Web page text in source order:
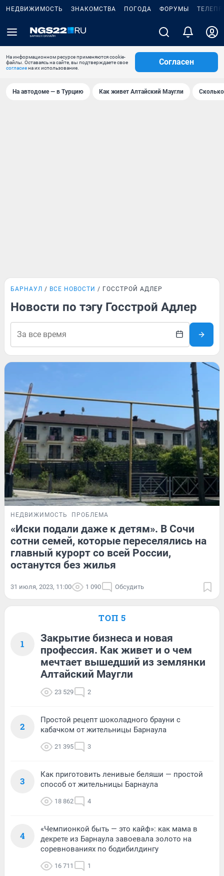
НЕДВИЖИМОСТЬ ЗНАКОМСТВА ПОГОДА ФОРУМЫ
На информационном ресурсе применяются cookie-
файлы. Оставаясь на сайте, вы подтверждаете свое
согласиена их использование.
Согласен
На автодоме — в Турцию Как живет Алтайский Маугли
БАРНАУЛ ВСЕ НОВОСТИ ГОССТРОЙ АДЛЕР
Новости по тэгу Госстрой Адлер
НЕДВИЖИМОСТЬ ПРОБЛЕМА
«Иски подали даже к детям». В Сочи
сотни семей, которые переселялись на
главный курорт со всей России,
останутся без жилья
31 июля, 2023, 11:00 1 090 Обсудить
ТОП 5
1
Закрытие бизнеса и новая
профессия. Как живет и о чем
мечтает вышедший из землянки
Алтайский Маугли
23 529 2
2
Простой рецепт шоколадного брауни с
кабачком от жительницы Барнаула
21 395 3
3
Как приготовить ленивые беляши — простой
способ от жительницы Барнаула
18 862 4
4
«Чемпионкой быть — это кайф»: как мама в
декрете из Барнаула завоевала золото на
соревнованиях по бодибилдингу
16 711 1